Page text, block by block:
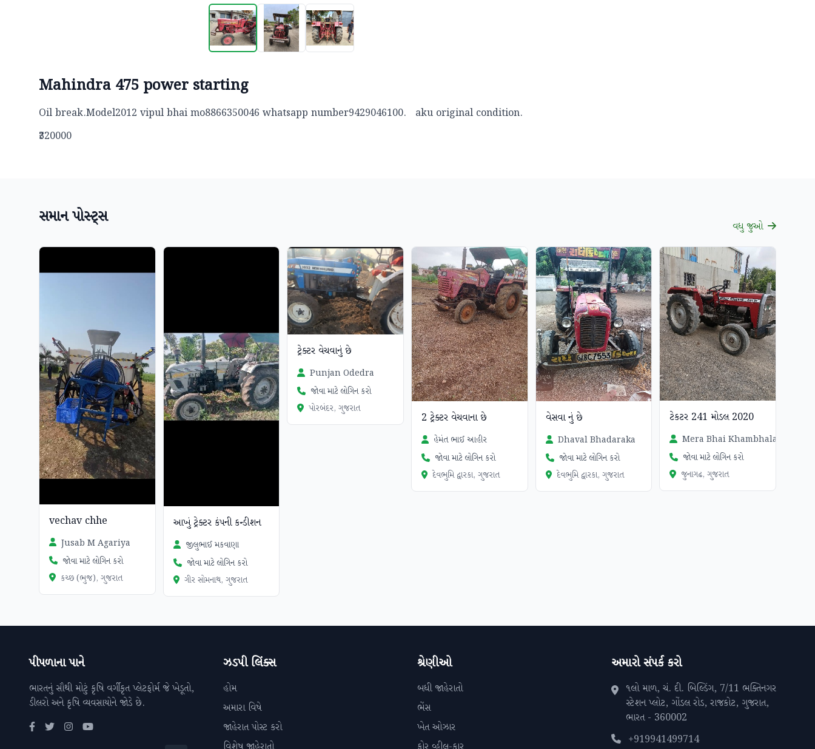
Mahindra 475 power starting
Oil break.Model2012 vipul bhai mo8866350046 whatsapp number9429046100.   aku original condition.
₹320000
સમાન પોસ્ટ્સ વધુ જુઓ
vechav chhe
Jusab M Agariya
જોવા માટે લોગિન કરો
કચ્છ (ભુજ), ગુજરાત
આખું ટ્રેક્ટર કંપની કન્ડીશન
જીલુભાઈ મકવાણા
જોવા માટે લોગિન કરો
ગીર સોમનાથ, ગુજરાત
ટ્રેક્ટર વેચવાનું છે
Punjan Odedra
જોવા માટે લોગિન કરો
પોરબંદર, ગુજરાત
2 ટ્રેક્ટર વેચવાના છે
હેમંત ભાઈ આહીર
જોવા માટે લોગિન કરો
દેવભુમિ દ્વારકા, ગુજરાત
વેસવા નું છે
Dhaval Bhadaraka
જોવા માટે લોગિન કરો
દેવભુમિ દ્વારકા, ગુજરાત
ટેકટર 241 મોડલ 2020
Mera Bhai Khambhala
જોવા માટે લોગિન કરો
જુનાગઢ, ગુજરાત
પીપળાના પાને
ભારતનું સૌથી મોટું કૃષિ વર્ગીકૃત પ્લેટફોર્મ જે ખેડૂતો,
ડીલરો અને કૃષિ વ્યવસાયોને જોડે છે.
ઝડપી લિંક્સ
હોમ
અમારા વિષે
જાહેરાત પોસ્ટ કરો
શ્રેણીઓ
બધી જાહેરાતો
ભેંસ
ખેત ઓઝાર
અમારો સંપર્ક કરો
૧લો માળ, ચં. દી. બિલ્ડિંગ, 7/11 ભક્તિનગર
સ્ટેશન પ્લોટ, ગોંડલ રોડ, રાજકોટ, ગુજરાત,
ભારત - 360002
+919941499714